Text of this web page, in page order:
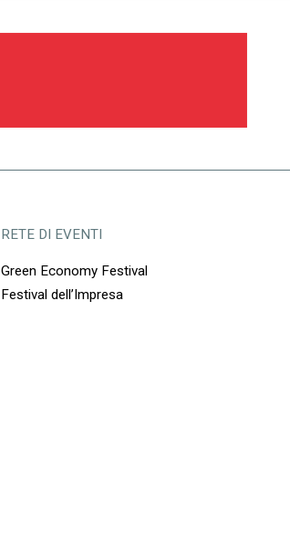
RETE DI EVENTI
Green Economy Festival
Festival dell’Impresa